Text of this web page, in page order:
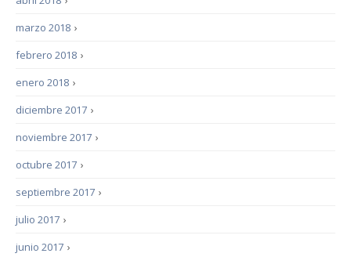
›
marzo 2018
›
febrero 2018
›
enero 2018
›
diciembre 2017
›
noviembre 2017
›
octubre 2017
›
septiembre 2017
›
julio 2017
›
junio 2017